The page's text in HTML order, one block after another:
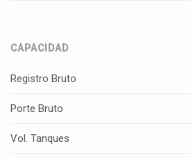
CAPACIDAD
Registro Bruto
Porte Bruto
Vol. Tanques